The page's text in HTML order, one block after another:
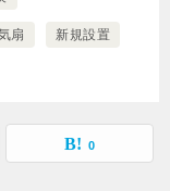
ジ
扇 新規設置
0